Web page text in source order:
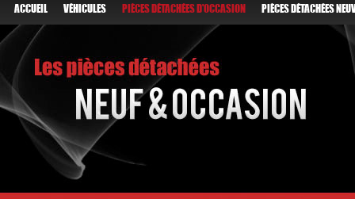
ACCUEIL VÉHICULES PIÈCES DÉTACHÉES D'OCCASION PIÈCES DÉTACHÉES